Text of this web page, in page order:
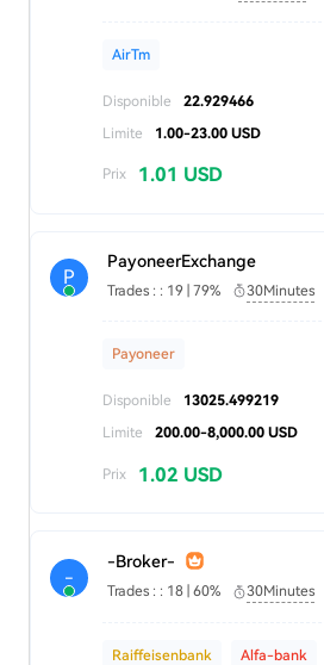
AirTm
Disponible
22.929466
Limite
1.00-23.00 USD
Prix 1.01 USD
P
PayoneerExchange
Trades : : 19 | 79% 30Minutes
Payoneer
Disponible
13025.499219
Limite
200.00-8,000.00 USD
Prix 1.02 USD
-
-Broker-
Trades : : 18 | 60% 30Minutes
Raiffeisenbank Alfa-bank